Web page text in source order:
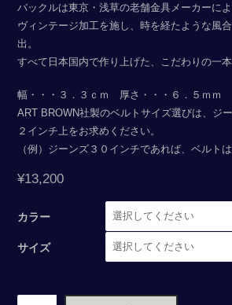
バックルは東京・浅草の老舗金具メーカーによ
ヴィンテージ加工を施し、時を経たような風
出。
すべて日本国内で作り上げた、こだわりの一本
幅・・・３．３ｃｍ 厚さ・・・６．５ｍｍ
ART BROWN社製のベルトサイズ選びは、ジ
２インチ上をお求めください。
（例）ジーンズ３０インチであれば、ベルト
¥13,200
カラー
サイズ